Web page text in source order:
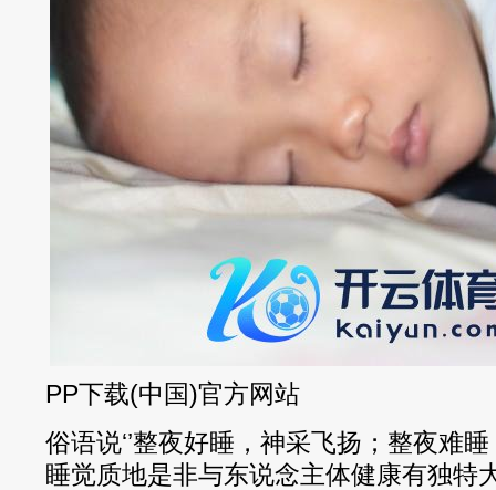
PP下载(中国)官方网站
俗语说‘’整夜好睡，神采飞扬；整夜难睡
睡觉质地是非与东说念主体健康有独特